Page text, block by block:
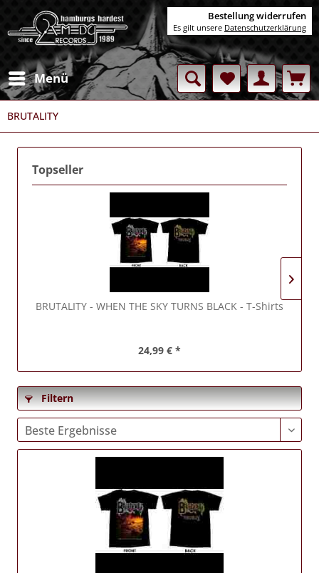
Menü
BRUTALITY
Topseller
BRUTALITY - WHEN THE SKY TURNS BLACK - T-Shirts
24,99 € *
Filtern
Bestellung widerrufen
Es gilt unsere Datenschutzerklärung